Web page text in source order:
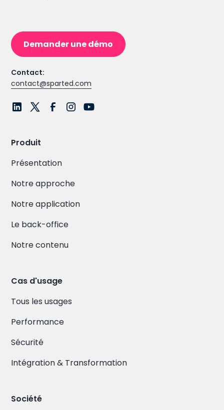
Demander une démo
Contact:
contact@sparted.com
Produit
Présentation
Notre approche
Notre application
Le back-office
Notre contenu
Cas d'usage
Tous les usages
Performance
Sécurité
Intégration & Transformation
Société